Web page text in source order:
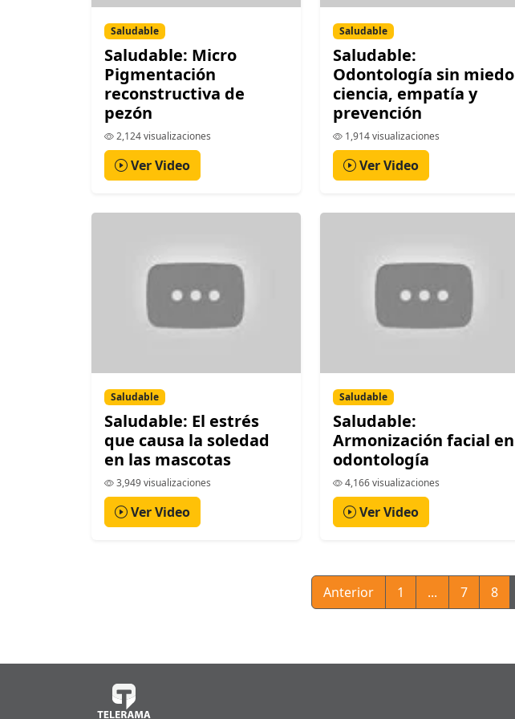
Saludable
Saludable: Micro
Pigmentación
reconstructiva de
pezón
2,124 visualizaciones
Ver Video
Saludable
Saludable:
Odontología sin miedo
ciencia, empatía y
prevención
1,914 visualizaciones
Ver Video
Saludable
Saludable: El estrés
que causa la soledad
en las mascotas
3,949 visualizaciones
Ver Video
Saludable
Saludable:
Armonización facial en
odontología
4,166 visualizaciones
Ver Video
Anterior 1 ... 7 8